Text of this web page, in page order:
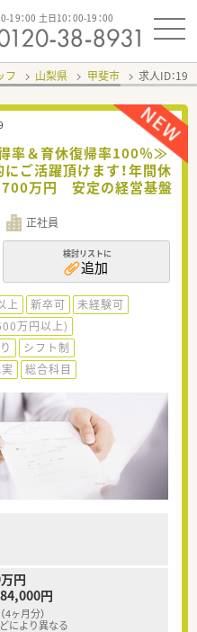
19：00 土日10：00-19：00
フ 山梨県 甲斐市 求人ID：
率＆育休復帰率100％≫
ご活躍頂けます！年間休
万円 安定の経営基盤
正社員
検討リストに
追加
上 新卒可
未経験可
万円以上)
シフト制
総合科目
円
円
ヶ月分）
により異なる